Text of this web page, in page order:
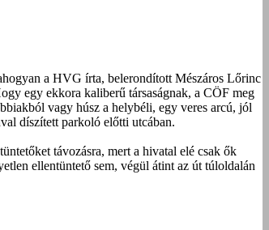
a HVG írta, belerondított Mészáros Lőrinc
egy ekkora kaliberű társaságnak, a CÖF meg
vagy húsz a helybéli, egy veres arcú, jól
díszített parkoló előtti utcában.
távozásra, mert a hivatal elé csak ők
ellentüntető sem, végül átint az út túloldalán